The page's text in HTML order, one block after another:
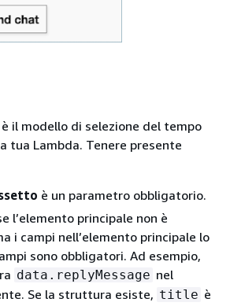
il modello di selezione del tempo
tua Lambda. Tenere presente
è un parametro obbligatorio.
l’elemento principale non è
i campi nell’elemento principale lo
sono obbligatori. Ad esempio,
data.replyMessage nel
Se la struttura esiste, title è